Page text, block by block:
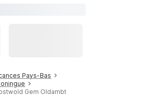
Pays-Bas
Gem Oldambt